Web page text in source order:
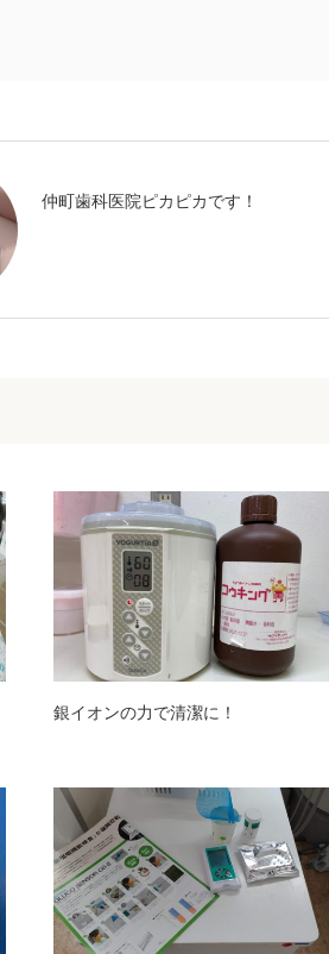
仲町歯科医院ピカピカです！
銀イオンの力で清潔に！